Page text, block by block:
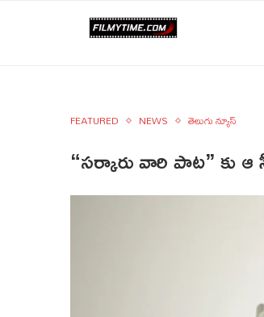
FEATURED NEWS తెలుగు న్యూస్
“సర్కారు వారి పాట” కు ఆ